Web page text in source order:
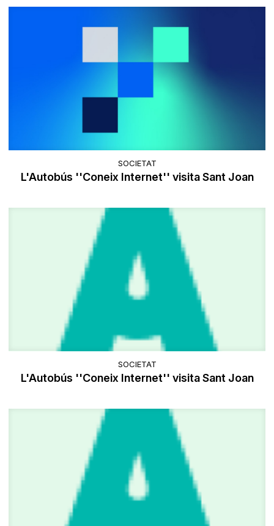
SOCIETAT
L'Autobús ''Coneix Internet'' visita Sant Joan
SOCIETAT
L'Autobús ''Coneix Internet'' visita Sant Joan